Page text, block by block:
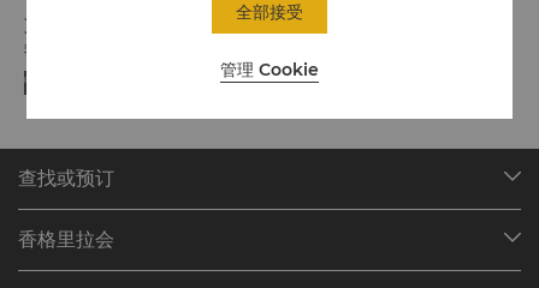
支付方式
我们接受指定平台的在线支付方式:
查找或预订
查找预订
香格里拉会
管理 Cookie
全部接受